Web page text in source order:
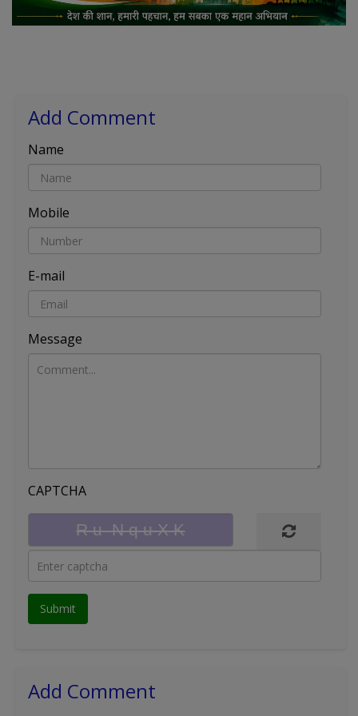
Add Comment
Name
Mobile
E-mail
Message
CAPTCHA
Add Comment